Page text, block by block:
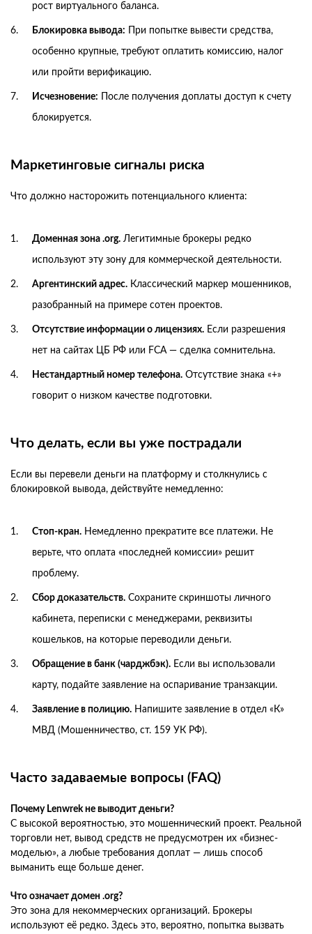
рост виртуального баланса.
Блокировка вывода: При попытке вывести средства,
особенно крупные, требуют оплатить комиссию, налог
или пройти верификацию.
Исчезновение: После получения доплаты доступ к счету
блокируется.
Маркетинговые сигналы риска
Что должно насторожить потенциального клиента:
Доменная зона .org. Легитимные брокеры редко
используют эту зону для коммерческой деятельности.
Аргентинский адрес. Классический маркер мошенников,
разобранный на примере сотен проектов.
Отсутствие информации о лицензиях. Если разрешения
нет на сайтах ЦБ РФ или FCA — сделка сомнительна.
Нестандартный номер телефона. Отсутствие знака «+»
говорит о низком качестве подготовки.
Что делать, если вы уже пострадали
Если вы перевели деньги на платформу и столкнулись с
блокировкой вывода, действуйте немедленно:
Стоп-кран. Немедленно прекратите все платежи. Не
верьте, что оплата «последней комиссии» решит
проблему.
Сбор доказательств. Сохраните скриншоты личного
кабинета, переписки с менеджерами, реквизиты
кошельков, на которые переводили деньги.
Обращение в банк (чарджбэк). Если вы использовали
карту, подайте заявление на оспаривание транзакции.
Заявление в полицию. Напишите заявление в отдел «К»
МВД (Мошенничество, ст. 159 УК РФ).
Часто задаваемые вопросы (FAQ)
Почему Lenwrek не выводит деньги?
С высокой вероятностью, это мошеннический проект. Реальной
торговли нет, вывод средств не предусмотрен их «бизнес-
моделью», а любые требования доплат — лишь способ
выманить еще больше денег.
Что означает домен .org?
Это зона для некоммерческих организаций. Брокеры
используют её редко. Здесь это, вероятно, попытка вызвать